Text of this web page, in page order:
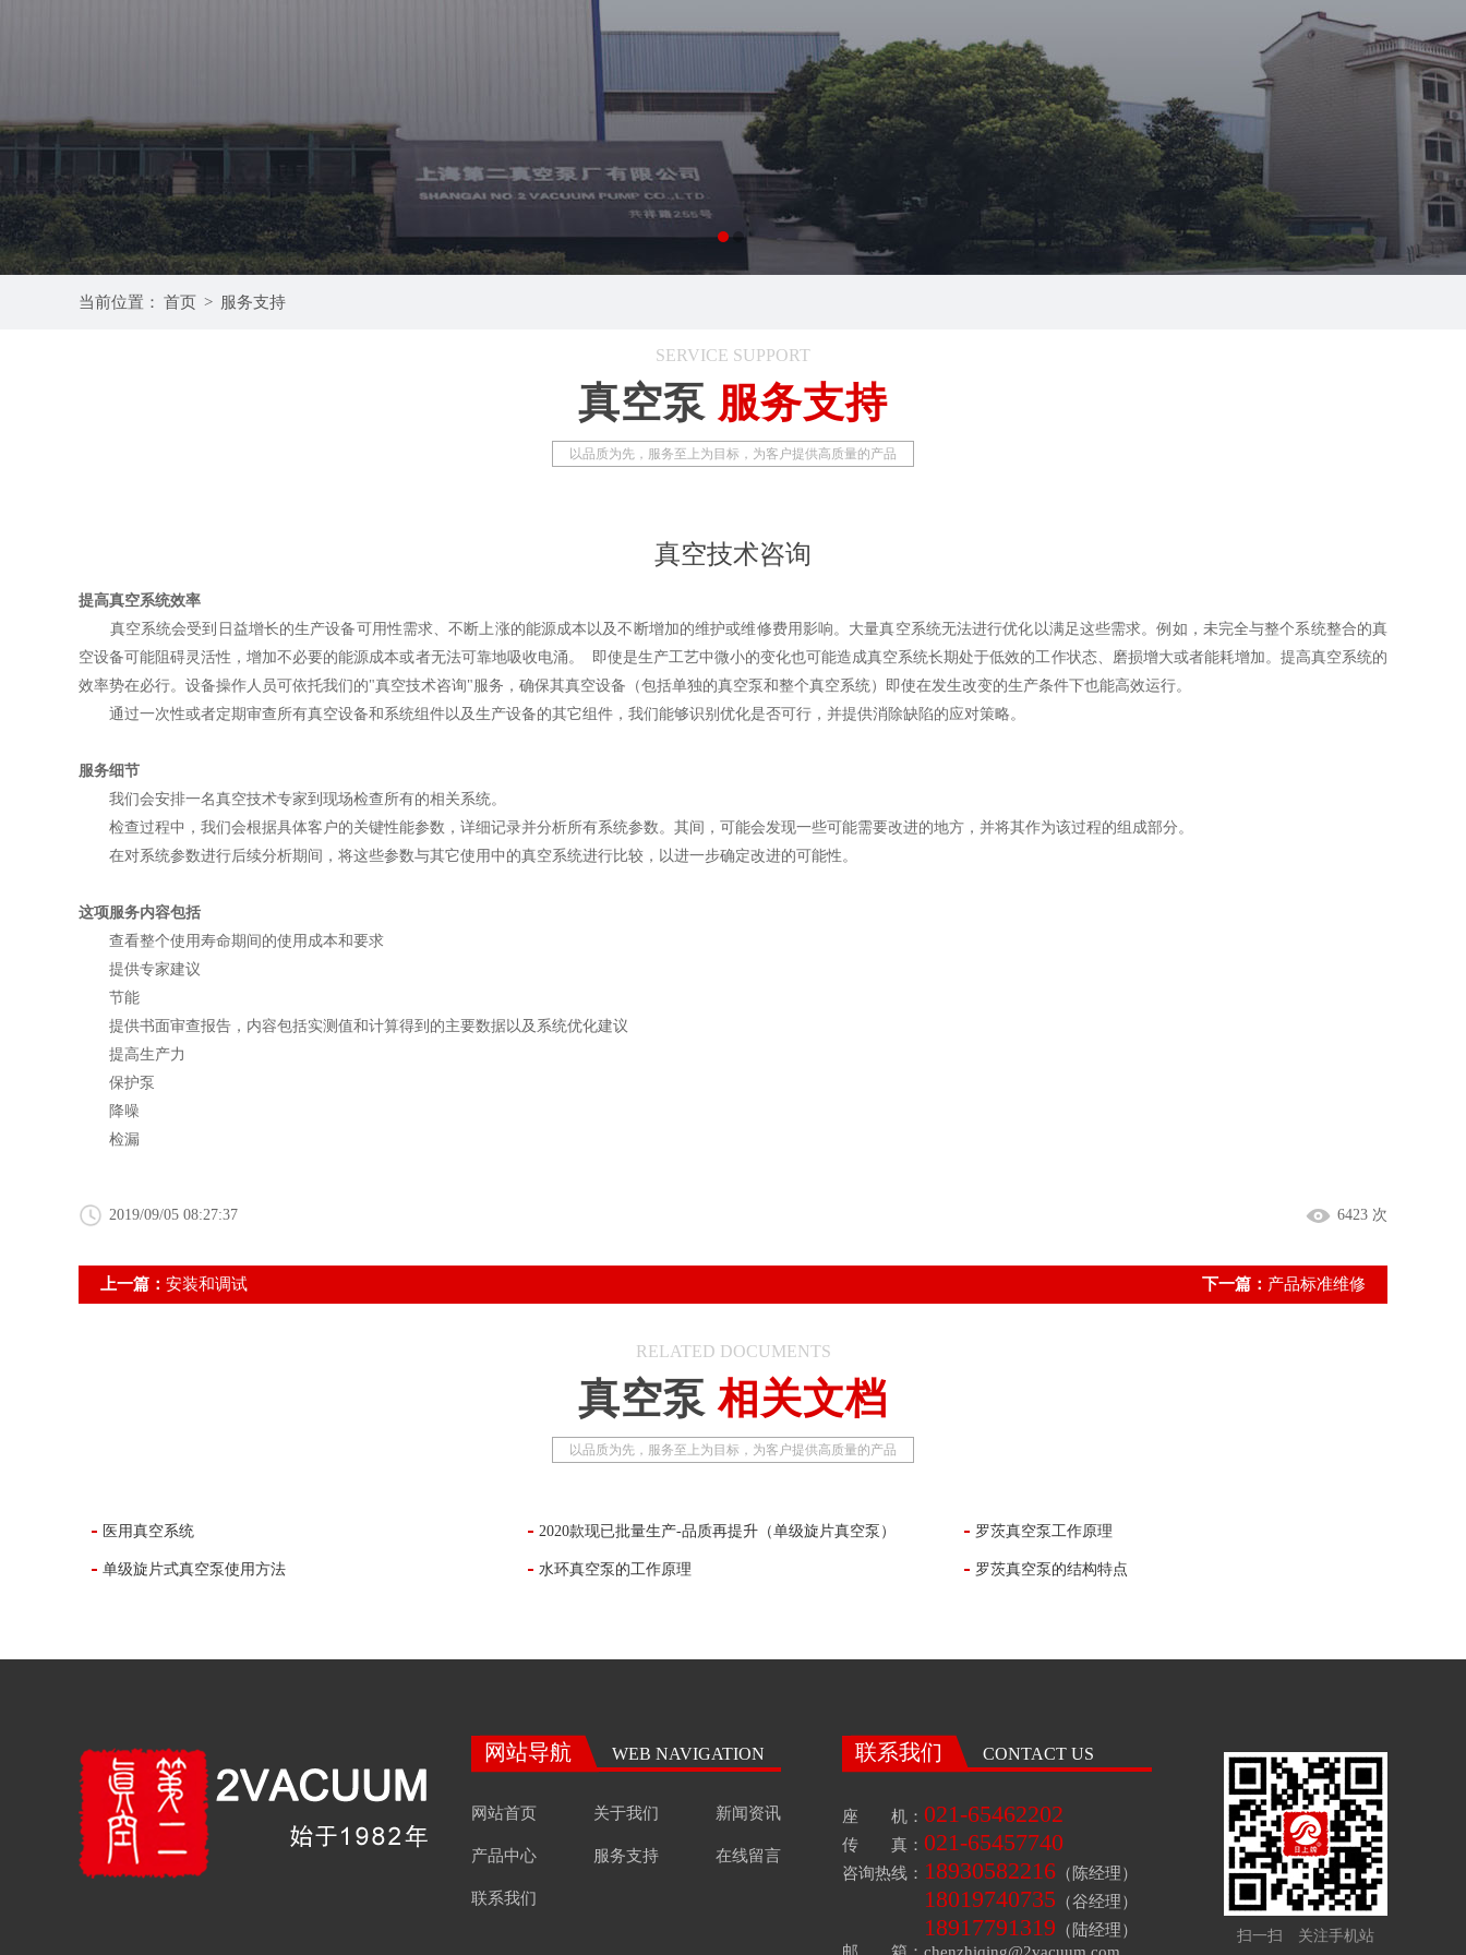
当前位置： 首页 > 服务支持
SERVICE SUPPORT
真空泵 服务支持
以品质为先，服务至上为目标，为客户提供高质量的产品
真空技术咨询
提高真空系统效率
真空系统会受到日益增长的生产设备可用性需求、不断上涨的能源成本以及不断增加的维护或维修费用影响。大量真空系统无法进行优化以满足这些需求。例如，未完全与整个系统整合的真
空设备可能阻碍灵活性，增加不必要的能源成本或者无法可靠地吸收电涌。 即使是生产工艺中微小的变化也可能造成真空系统长期处于低效的工作状态、磨损增大或者能耗增加。提高真空系统的
效率势在必行。设备操作人员可依托我们的"真空技术咨询"服务，确保其真空设备（包括单独的真空泵和整个真空系统）即使在发生改变的生产条件下也能高效运行。
通过一次性或者定期审查所有真空设备和系统组件以及生产设备的其它组件，我们能够识别优化是否可行，并提供消除缺陷的应对策略。
服务细节
我们会安排一名真空技术专家到现场检查所有的相关系统。
检查过程中，我们会根据具体客户的关键性能参数，详细记录并分析所有系统参数。其间，可能会发现一些可能需要改进的地方，并将其作为该过程的组成部分。
在对系统参数进行后续分析期间，将这些参数与其它使用中的真空系统进行比较，以进一步确定改进的可能性。
这项服务内容包括
查看整个使用寿命期间的使用成本和要求
提供专家建议
节能
提供书面审查报告，内容包括实测值和计算得到的主要数据以及系统优化建议
提高生产力
保护泵
降噪
检漏
2019/09/05 08:27:37 6423 次
上一篇： 安装和调试 下一篇： 产品标准维修
RELATED DOCUMENTS
真空泵相关文档
以品质为先，服务至上为目标，为客户提供高质量的产品
医用真空系统 2020款现已批量生产-品质再提升（单级旋片真空泵） 罗茨真空泵工作原理
单级旋片式真空泵使用方法 水环真空泵的工作原理 罗茨真空泵的结构特点
网站导航 WEB NAVIGATION
网站首页 关于我们 新闻资讯
产品中心 服务支持 在线留言
联系我们
联系我们 CONTACT US
座 机： 021-65462202
传 真： 021-65457740
咨询热线： 18930582216 （陈经理）
18019740735 （谷经理）
18917791319 （陆经理）
扫一扫 关注手机站